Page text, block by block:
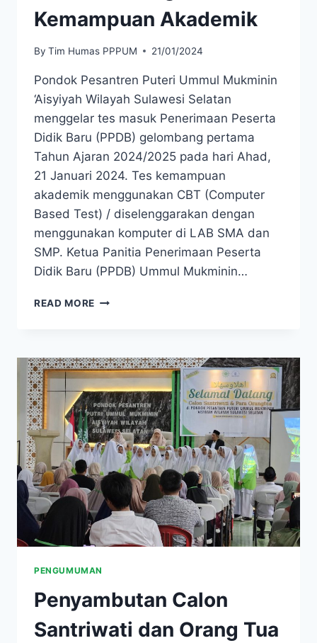
Kemampuan Akademik
By Tim Humas PPPUM 21/01/2024
Pondok Pesantren Puteri Ummul Mukminin
‘Aisyiyah Wilayah Sulawesi Selatan
menggelar tes masuk Penerimaan Peserta
Didik Baru (PPDB) gelombang pertama
Tahun Ajaran 2024/2025 pada hari Ahad,
21 Januari 2024. Tes kemampuan
akademik menggunakan CBT (Computer
Based Test) / diselenggarakan dengan
menggunakan komputer di LAB SMA dan
SMP. Ketua Panitia Penerimaan Peserta
Didik Baru (PPDB) Ummul Mukminin…
READ MORE
PENGUMUMAN
Penyambutan Calon
Santriwati dan Orang Tua